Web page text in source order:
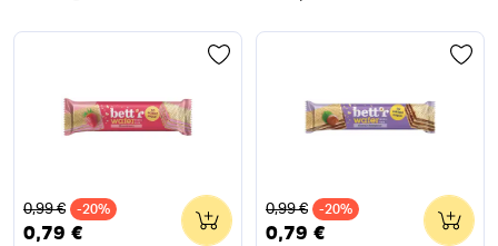
Alter Preis
0,99 € -20%
0,79 €
0 Alter Preis
0,99 € -20%
0,79 €
0